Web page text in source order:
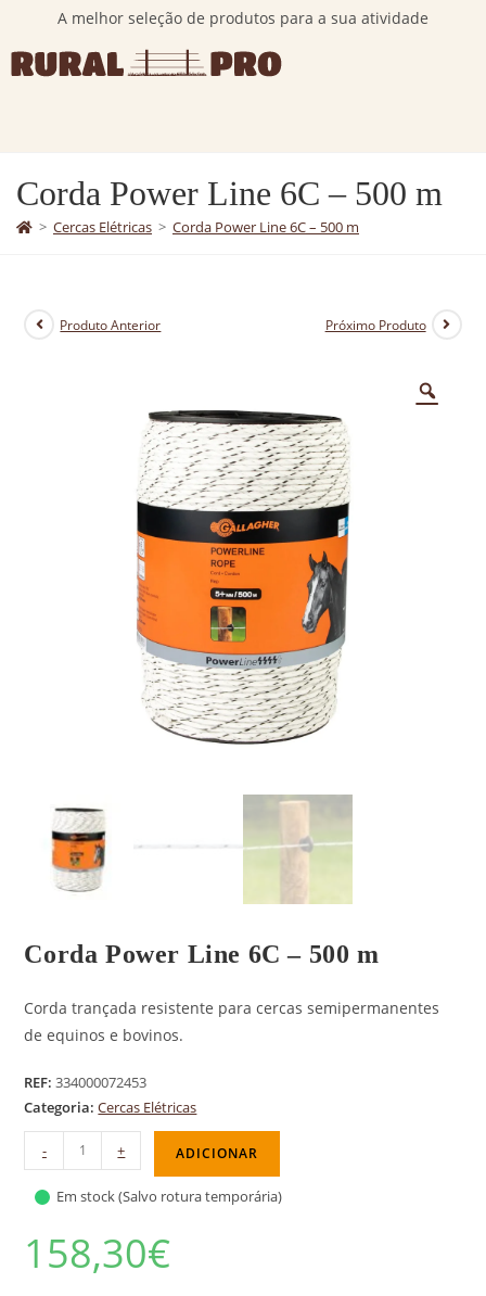
A melhor seleção de produtos para a sua atividade
Corda Power Line 6C – 500 m
> Cercas Elétricas > Corda Power Line 6C – 500 m
Produto Anterior Próximo Produto
Corda Power Line 6C – 500 m
Corda trançada resistente para cercas semipermanentes
de equinos e bovinos.
REF:334000072453
Categoria:Cercas Elétricas
- + ADICIONAR
Em stock (Salvo rotura temporária)
158,30€